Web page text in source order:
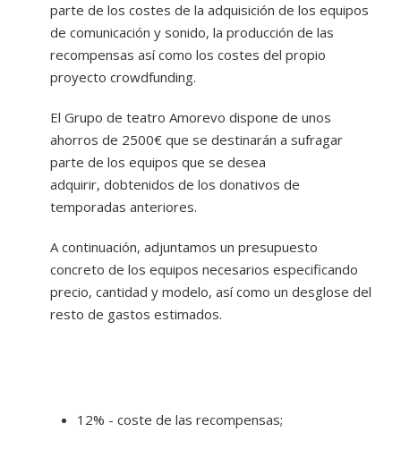
parte de los costes de la adquisición de los equipos
de comunicación y sonido, la producción de las
recompensas así como los costes del propio
proyecto crowdfunding.
El Grupo de teatro Amorevo dispone de unos
ahorros de 2500€ que se destinarán a sufragar
parte de los equipos que se desea
adquirir, dobtenidos de los donativos de
temporadas anteriores.
A continuación, adjuntamos un presupuesto
concreto de los equipos necesarios especificando
precio, cantidad y modelo, así como un desglose del
resto de gastos estimados.
12% - coste de las recompensas;